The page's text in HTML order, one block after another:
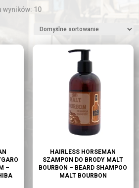
wyników: 10
–
HAIRLESS HORSEMAN
SZAMPON DO BRODY MALT
BOURBON – BEARD SHAMPOO
MALT BOURBON